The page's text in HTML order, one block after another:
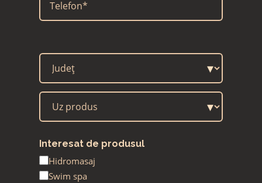
▾
▾
Interesat de produsul
Hidromasaj
Swim spa